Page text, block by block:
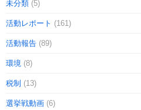
未分類 (5)
活動レポート (161)
活動報告 (89)
環境 (8)
税制 (13)
選挙戦動画 (6)